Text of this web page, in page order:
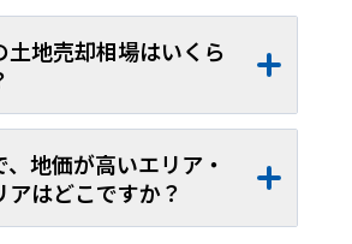
土地売却相場はいくら
地売却相場は、約23.2万円/坪
円～約114.4万円/坪）、平米単
円/㎡（約4,650円～約
34.6万
、地価が高いエリア・
アはどこですか？